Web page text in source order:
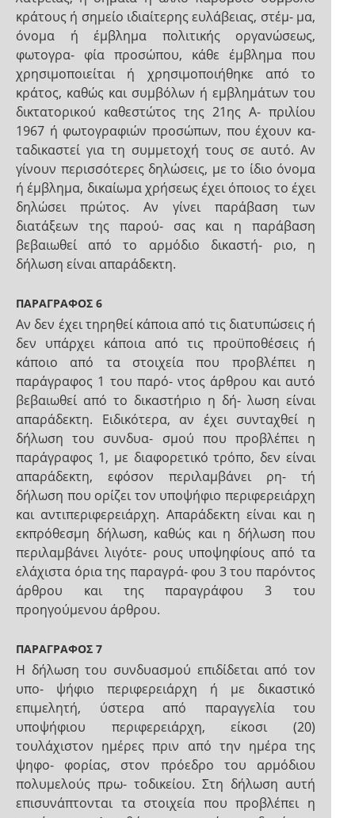
κράτους ή σημείο ιδιαίτερης ευλάβειας, στέμ- μα,
όνομα ή έμβλημα πολιτικής οργανώσεως,
φωτογρα- φία προσώπου, κάθε έμβλημα που
χρησιμοποιείται ή χρησιμοποιήθηκε από το
κράτος, καθώς και συμβόλων ή εμβλημάτων του
δικτατορικού καθεστώτος της 21ης Α- πριλίου
1967 ή φωτογραφιών προσώπων, που έχουν κα-
ταδικαστεί για τη συμμετοχή τους σε αυτό. Αν
γίνουν περισσότερες δηλώσεις, με το ίδιο όνομα
ή έμβλημα, δικαίωμα χρήσεως έχει όποιος το έχει
δηλώσει πρώτος. Αν γίνει παράβαση των
διατάξεων της παρού- σας και η παράβαση
βεβαιωθεί από το αρμόδιο δικαστή- ριο, η
δήλωση είναι απαράδεκτη.
ΠΑΡΑΓΡΑΦΟΣ 6
Αν δεν έχει τηρηθεί κάποια από τις διατυπώσεις ή
δεν υπάρχει κάποια από τις προϋποθέσεις ή
κάποιο από τα στοιχεία που προβλέπει η
παράγραφος 1 του παρό- ντος άρθρου και αυτό
βεβαιωθεί από το δικαστήριο η δή- λωση είναι
απαράδεκτη. Ειδικότερα, αν έχει συνταχθεί η
δήλωση του συνδυα- σμού που προβλέπει η
παράγραφος 1, με διαφορετικό τρόπο, δεν είναι
απαράδεκτη, εφόσον περιλαμβάνει ρη- τή
δήλωση που ορίζει τον υποψήφιο περιφερειάρχη
και αντιπεριφερειάρχη. Απαράδεκτη είναι και η
εκπρόθεσμη δήλωση, καθώς και η δήλωση που
περιλαμβάνει λιγότε- ρους υποψηφίους από τα
ελάχιστα όρια της παραγρά- φου 3 του παρόντος
άρθρου και της παραγράφου 3 του
προηγούμενου άρθρου.
ΠΑΡΑΓΡΑΦΟΣ 7
Η δήλωση του συνδυασμού επιδίδεται από τον
υπο- ψήφιο περιφερειάρχη ή με δικαστικό
επιμελητή, ύστερα από παραγγελία του
υποψήφιου περιφερειάρχη, είκοσι (20)
τουλάχιστον ημέρες πριν από την ημέρα της
ψηφο- φορίας, στον πρόεδρο του αρμόδιου
πολυμελούς πρω- τοδικείου. Στη δήλωση αυτή
επισυνάπτονται τα στοιχεία που προβλέπει η